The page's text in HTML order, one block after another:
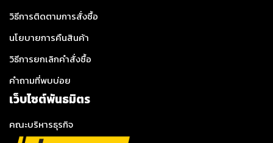
วิธีการติดตามการสั่งซื้อ
นโยบายการคืนสินค้า
วิธีการยกเลิกคำสั่งซื้อ
คำถามที่พบบ่อย
เว็บไซต์พันธมิตร
คณะบริหารธุรกิจ